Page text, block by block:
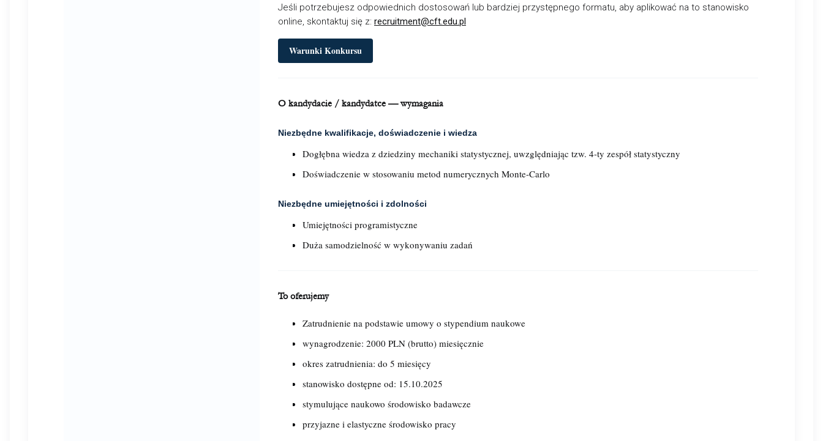
Jeśli potrzebujesz odpowiednich dostosowań lub bardziej przystępnego formatu, aby aplikować na to stanowisko
online, skontaktuj się z: recruitment@cft.edu.pl
Warunki Konkursu
O kandydacie / kandydatce — wymagania
Niezbędne kwalifikacje, doświadczenie i wiedza
Dogłębna wiedza z dziedziny mechaniki statystycznej, uwzględniając tzw. 4-ty zespół statystyczny
Doświadczenie w stosowaniu metod numerycznych Monte-Carlo
Niezbędne umiejętności i zdolności
Umiejętności programistyczne
Duża samodzielność w wykonywaniu zadań
To oferujemy
Zatrudnienie na podstawie umowy o stypendium naukowe
wynagrodzenie: 2000 PLN (brutto) miesięcznie
okres zatrudnienia: do 5 miesięcy
stanowisko dostępne od: 15.10.2025
stymulujące naukowo środowisko badawcze
przyjazne i elastyczne środowisko pracy